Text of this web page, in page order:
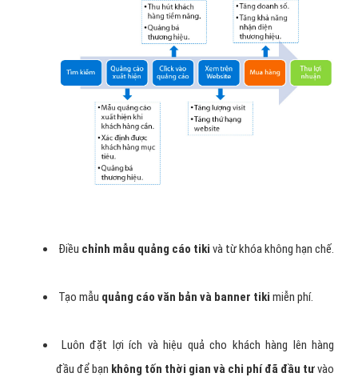
Điều chỉnh mẫu quảng cáo tiki và từ khóa không hạn chế.
Tạo mẫu quảng cáo văn bản và banner tiki miễn phí.
Luôn đặt lợi ích và hiệu quả cho khách hàng lên hàng
đầu để bạn không tốn thời gian và chi phí đã đầu tưvào